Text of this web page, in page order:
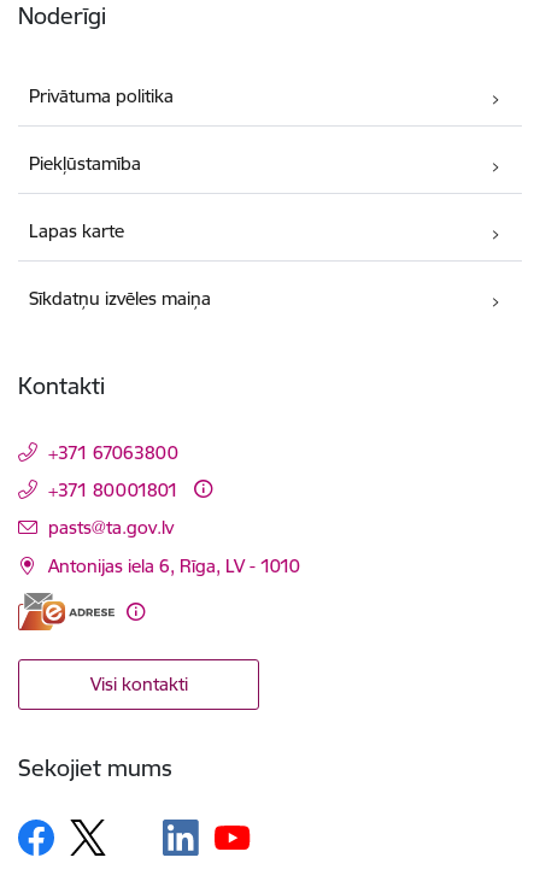
Noderīgi
Privātuma politika
Piekļūstamība
Lapas karte
Sīkdatņu izvēles maiņa
Kontakti
+371 67063800
+371 80001801
E-pasts:
pasts@ta.gov.lv
Antonijas iela 6, Rīga, LV - 1010
Visi kontakti
Sekojiet mums